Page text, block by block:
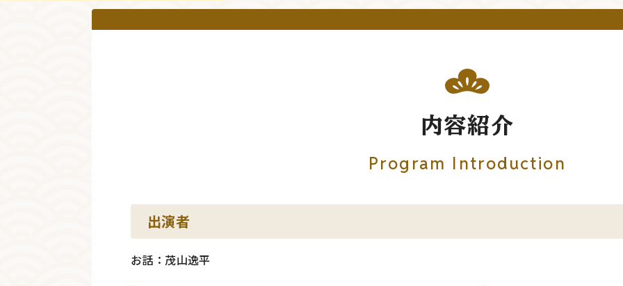
内容紹介
Program Introduction
出演者
お話：茂山逸平